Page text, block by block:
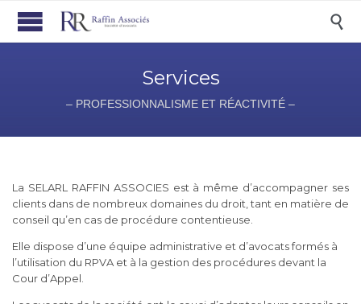

Services
– PROFESSIONNALISME ET RÉACTIVITÉ –
La SELARL RAFFIN ASSOCIES est à même d’accompagner ses
clients dans de nombreux domaines du droit, tant en matière de
conseil qu’en cas de procédure contentieuse.
Elle dispose d’une équipe administrative et d’avocats formés à
l’utilisation du RPVA et à la gestion des procédures devant la
Cour d’Appel.